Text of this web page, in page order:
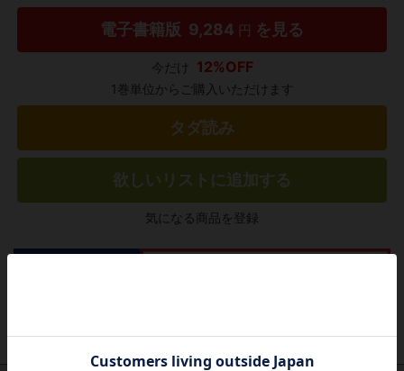
電子書籍版 9,284 円 を見る
今だけ 12%OFF
1巻単位からご購入いただけます
タダ読み
欲しいリストに追加する
気になる商品を登録